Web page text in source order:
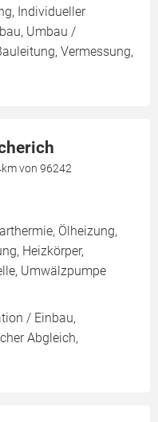
Individueller
Umbau /
Vermessung,
von 96242
Ölheizung,
Heizkörper,
Umwälzpumpe
/ Einbau,
Abgleich,